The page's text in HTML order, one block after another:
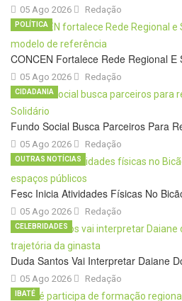
05 Ago 2026 Redação
CONCEN Fortalece Rede Regional
05 Ago 2026
POLÍTICA
Redação
Fundo Social Busca Parceiros Para
05 Ago 2026
CIDADANIA
Redação
Fesc Inicia Atividades Físicas No
05 Ago 2026
OUTRAS NOTÍCIAS
Redação
Duda Santos Vai Interpretar Daiane
05 Ago 2026
CELEBRIDADES
Redação
IBATÉ